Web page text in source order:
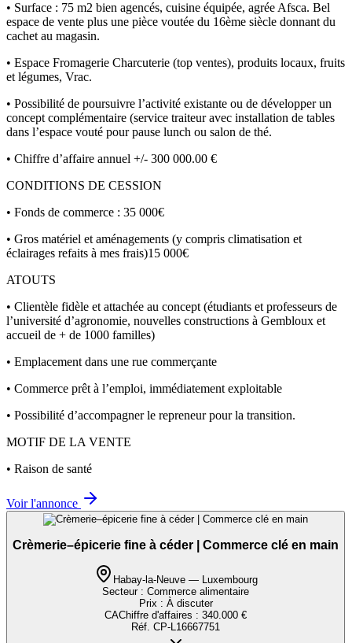
• Surface : 75 m2 bien agencés, cuisine équipée, agrée Afsca. Bel
espace de vente plus une pièce voutée du 16ème siècle donnant du
cachet au magasin.
• Espace Fromagerie Charcuterie (top ventes), produits locaux, fruits
et légumes, Vrac.
• Possibilité de poursuivre l’activité existante ou de développer un
concept complémentaire (service traiteur avec installation de tables
dans l’espace vouté pour pause lunch ou salon de thé.
• Chiffre d’affaire annuel +/- 300 000.00 €
CONDITIONS DE CESSION
• Fonds de commerce : 35 000€
• Gros matériel et aménagements (y compris climatisation et
éclairages refaits à mes frais)15 000€
ATOUTS
• Clientèle fidèle et attachée au concept (étudiants et professeurs de
l’université d’agronomie, nouvelles constructions à Gembloux et
accueil de + de 1000 familles)
• Emplacement dans une rue commerçante
• Commerce prêt à l’emploi, immédiatement exploitable
• Possibilité d’accompagner le repreneur pour la transition.
MOTIF DE LA VENTE
• Raison de santé
Voir l'annonce
Crèmerie–épicerie fine à céder | Commerce clé en main
Habay-la-Neuve — Luxembourg
Secteur : Commerce alimentaire
Prix : À discuter
CAChiffre d'affaires : 340.000 €
Réf. CP-L16667751